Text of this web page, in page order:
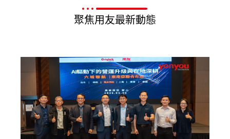
聚焦用友最新動態